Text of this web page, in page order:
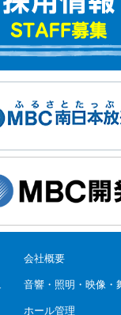
会社概要
音響・照明・映像・
ホール管理